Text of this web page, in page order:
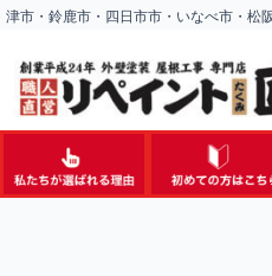
内
キ
ッ
プ
津市・鈴鹿市・四日市市・いなべ市・松